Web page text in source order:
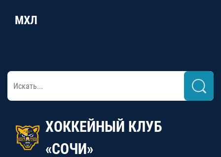
МХЛ
ХОККЕЙНЫЙ КЛУБ
«СОЧИ»